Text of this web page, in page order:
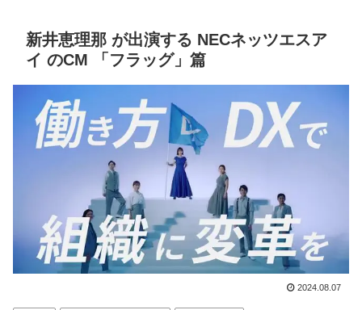
新井恵理那 が出演する NECネッツエスア
イ のCM 「フラッグ」篇
2024.08.07